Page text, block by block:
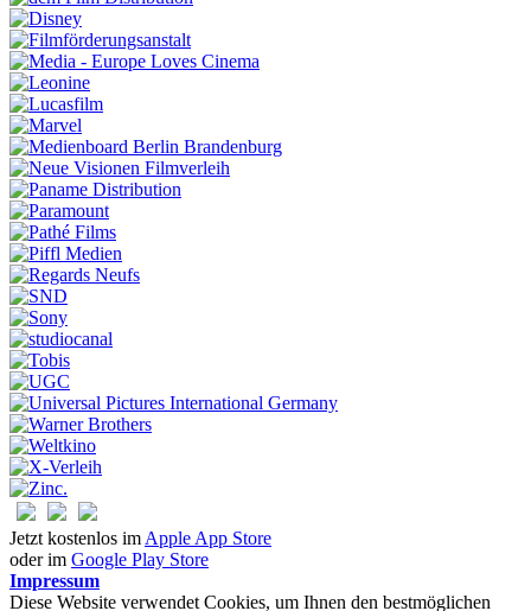
Jetzt kostenlos im Apple App Store
oder im Google Play Store
Impressum
Diese Website verwendet Cookies, um Ihnen den bestmöglichen